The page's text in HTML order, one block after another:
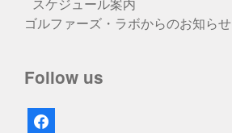
スケジュール案内
ゴルファーズ・ラボからのお知らせ
Follow us
facebook